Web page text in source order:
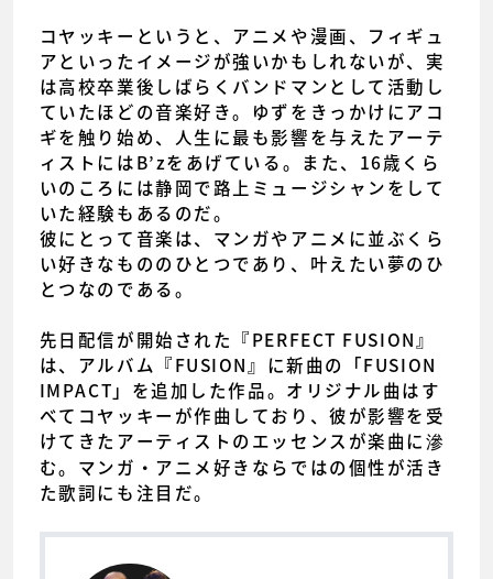
コヤッキーというと、アニメや漫画、フィギュ
アといったイメージが強いかもしれないが、実
は高校卒業後しばらくバンドマンとして活動し
ていたほどの音楽好き。ゆずをきっかけにアコ
ギを触り始め、人生に最も影響を与えたアーテ
ィストにはB’zをあげている。また、16歳くら
いのころには静岡で路上ミュージシャンをして
いた経験もあるのだ。
彼にとって音楽は、マンガやアニメに並ぶくら
い好きなもののひとつであり、叶えたい夢のひ
とつなのである。
先日配信が開始された『PERFECT FUSION』
は、アルバム『FUSION』に新曲の「FUSION
IMPACT」を追加した作品。オリジナル曲はす
べてコヤッキーが作曲しており、彼が影響を受
けてきたアーティストのエッセンスが楽曲に滲
む。マンガ・アニメ好きならではの個性が活き
た歌詞にも注目だ。